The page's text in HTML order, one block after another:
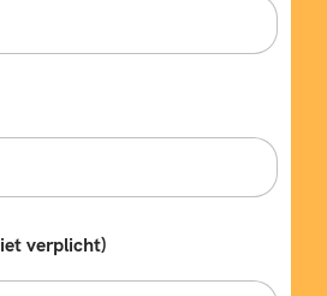
verplicht)